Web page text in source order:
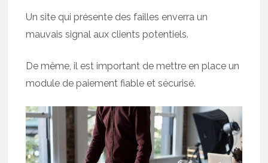
Un site qui présente des failles enverra un
mauvais signal aux clients potentiels.
De même, il est important de mettre en place un
module de paiement fiable et sécurisé.